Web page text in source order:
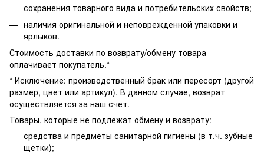
сохранения товарного вида и потребительских свойств;
наличия оригинальной и неповрежденной упаковки и
ярлыков.
Стоимость доставки по возврату/обмену товара
оплачивает покупатель.*
* Исключение: производственный брак или пересорт (другой
размер, цвет или артикул). В данном случае, возврат
осуществляется за наш счет.
Товары, которые не подлежат обмену и возврату:
средства и предметы санитарной гигиены (в т.ч. зубные
щетки);